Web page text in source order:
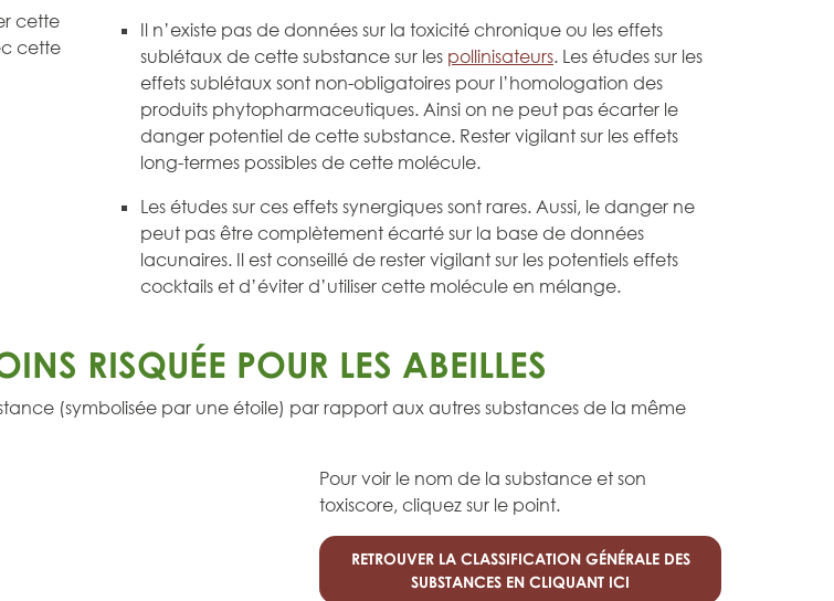
cette
cette
Il n’existe pas de données sur la toxicité chronique ou les effets
sublétaux de cette substance sur les pollinisateurs. Les études sur les
effets sublétaux sont non-obligatoires pour l’homologation des
produits phytopharmaceutiques. Ainsi on ne peut pas écarter le
danger potentiel de cette substance. Rester vigilant sur les effets
long-termes possibles de cette molécule.
Les études sur ces effets synergiques sont rares. Aussi, le danger ne
peut pas être complètement écarté sur la base de données
lacunaires. Il est conseillé de rester vigilant sur les potentiels effets
cocktails et d’éviter d’utiliser cette molécule en mélange.
RISQUÉE POUR LES ABEILLES
(symbolisée par une étoile) par rapport aux autres substances de la même
Pour voir le nom de la substance et son
toxiscore, cliquez sur le point.
RETROUVER LA CLASSIFICATION GÉNÉRALE DES
SUBSTANCES EN CLIQUANT ICI